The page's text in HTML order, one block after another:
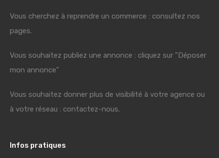
Vous cherchez à reprendre un commerce : consultez nos
pages.
Vous souhaitez publiez une annonce : cliquez sur "Déposer
mon annonce"
Vous souhaitez donner plus de visibilité à votre agence ou
à votre réseau : contactez-nous.
Infos pratiques